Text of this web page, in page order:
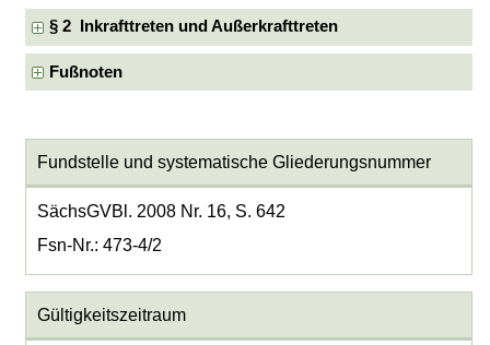
§ 2 Inkrafttreten und Außerkrafttreten
Fußnoten
Fundstelle und systematische Gliederungsnummer
SächsGVBl. 2008 Nr. 16, S. 642
Fsn-Nr.: 473-4/2
Gültigkeitszeitraum